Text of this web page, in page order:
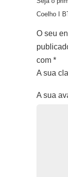
Coelho I
O seu
com *
A sua
A sua